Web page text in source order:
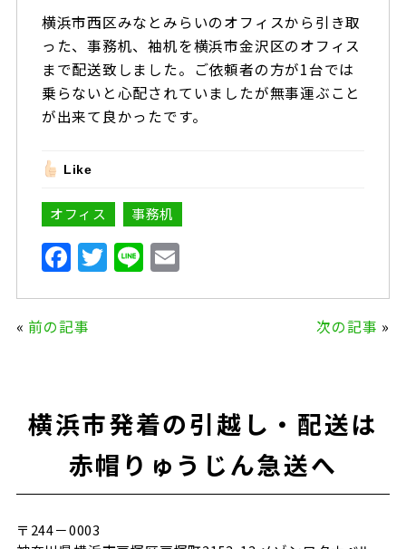
横浜市西区みなとみらいのオフィスから引き取
った、事務机、袖机を横浜市金沢区のオフィス
まで配送致しました。ご依頼者の方が1台では
乗らないと心配されていましたが無事運ぶこと
が出来て良かったです。
Like
オフィス 事務机
F
a
c
e
o
o
k
T
w
Li
n
E
m
« 前の記事 次の記事 »
横浜市発着の引越し・配送は
赤帽りゅうじん急送へ
〒244－0003